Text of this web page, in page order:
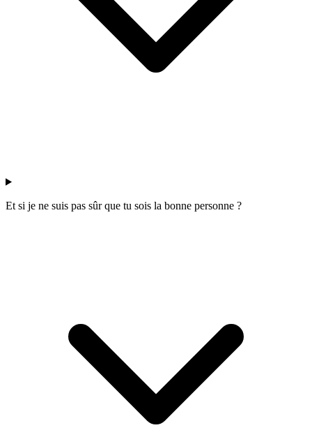
Et si je ne suis pas sûr que tu sois la bonne personne ?